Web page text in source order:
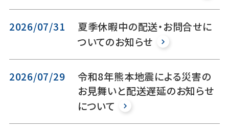
2026/07/31
夏季休暇中の配送・お問合せに
ついてのお知らせ
2026/07/29
令和8年熊本地震による災害の
お見舞いと配送遅延のお知らせ
について